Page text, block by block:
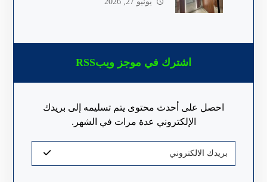
اشترك في موجز ويبRSS
احصل على أحدث محتوى يتم تسليمه إلى بريدك
الإلكتروني عدة مرات في الشهر.